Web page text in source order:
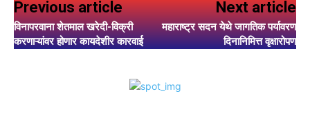
Previous article
विनापरवाना शेतमाल खरेदी-विक्री
करणाऱ्यांवर होणार कायदेशीर कारवाई
Next article
महाराष्ट्र सदन येथे जागतिक पर्यावरण
दिनानिमित्त वृक्षारोपण